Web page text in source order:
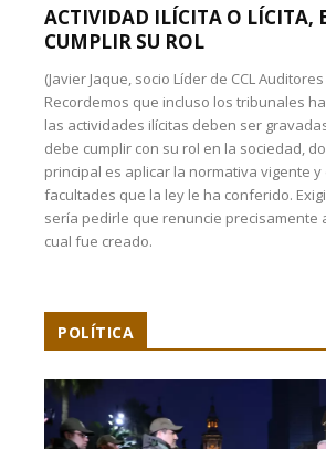
ACTIVIDAD ILÍCITA O LÍCITA,
CUMPLIR SU ROL
(Javier Jaque, socio Líder de CCL
Recordemos que incluso los tribunales
las actividades ilícitas deben ser
debe cumplir con su rol en la sociedad,
principal es aplicar la normativa vigente y
facultades que la ley le ha conferido.
sería pedirle que renuncie precisamente
cual fue creado.
POLÍTICA